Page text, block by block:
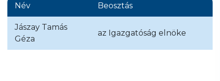
Név Beosztás
Jászay Tamás
Géza
az Igazgatóság elnöke